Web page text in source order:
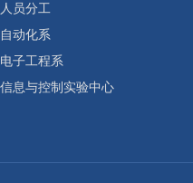
人员分工
自动化系
电子工程系
信息与控制实验中心